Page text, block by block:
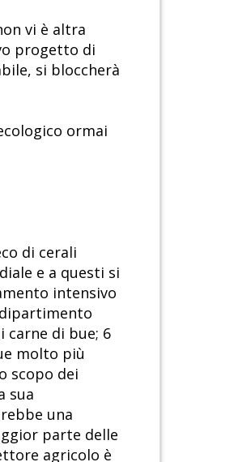
vi è altra
progetto di
si bloccherà
ormai
di cerali
e a questi si
intensivo
carne di bue; 6
molto più
scopo dei
sua
una
parte delle
agricolo è